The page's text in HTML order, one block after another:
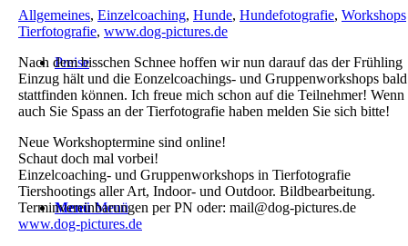
Preise
Menü Menü
Allgemeines, Einzelcoaching, Hunde, Hundefotografie, Workshops
Tierfotografie, www.dog-pictures.de
Nach dem bisschen Schnee hoffen wir nun darauf das der Frühling
Einzug hält und die Eonzelcoachings- und Gruppenworkshops bald
stattfinden können. Ich freue mich schon auf die Teilnehmer! Wenn
auch Sie Spass an der Tierfotografie haben melden Sie sich bitte!
Neue Workshoptermine sind online!
Schaut doch mal vorbei!
Einzelcoaching- und Gruppenworkshops in Tierfotografie
Tiershootings aller Art, Indoor- und Outdoor. Bildbearbeitung.
Terminvereinbarungen per PN oder: mail@dog-pictures.de
www.dog-pictures.de